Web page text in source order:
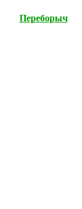
Переборыч